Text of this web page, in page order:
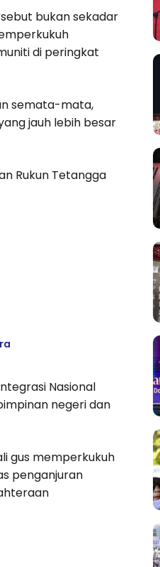
bukan sekadar
di peringkat
semata-mata,
jauh lebih besar
Rukun Tetangga
Nasional
negeri dan
gus memperkukuh
penganjuran